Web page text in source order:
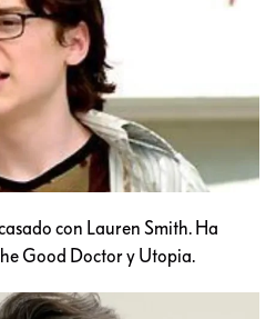
con Lauren Smith. Ha
Good Doctor y Utopia.